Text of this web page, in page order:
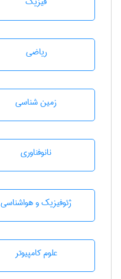
رياضی
زمين شناسی
نانوفناوری
ژئوفيزيك و هواشناسی
علوم کامپیوتر